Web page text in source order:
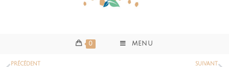
0 MENU
PRÉCÉDENT SUIVANT